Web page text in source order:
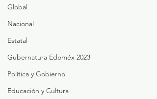
Global
Nacional
Estatal
Gubernatura Edoméx 2023
Política y Gobierno
Educación y Cultura